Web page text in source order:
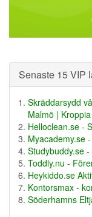
Senaste 15 VIP
Skräddarsydd
Malmö | Kroppia
Helloclean.se -
Myacademy.se
Studybuddy.se
Toddly.nu -
Heykiddo.se
Kontorsmax -
Söderhamns